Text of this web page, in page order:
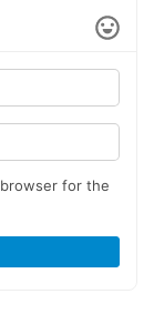
for the